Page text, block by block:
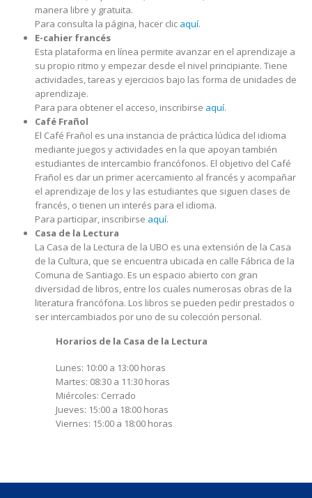
manera libre y gratuita.
Para consulta la página, hacer clic aquí.
E-cahier francés
Esta plataforma en línea permite avanzar en el aprendizaje a
su propio ritmo y empezar desde el nivel principiante. Tiene
actividades, tareas y ejercicios bajo las forma de unidades de
aprendizaje.
Para para obtener el acceso, inscribirse aquí.
Café Frañol
El Café Frañol es una instancia de práctica lúdica del idioma
mediante juegos y actividades en la que apoyan también
estudiantes de intercambio francófonos. El objetivo del Café
Frañol es dar un primer acercamiento al francés y acompañar
el aprendizaje de los y las estudiantes que siguen clases de
francés, o tienen un interés para el idioma.
Para participar, inscribirse aquí.
Casa de la Lectura
La Casa de la Lectura de la UBO es una extensión de la Casa
de la Cultura, que se encuentra ubicada en calle Fábrica de la
Comuna de Santiago. Es un espacio abierto con gran
diversidad de libros, entre los cuales numerosas obras de la
literatura francófona. Los libros se pueden pedir prestados o
ser intercambiados por uno de su colección personal.
Horarios de la Casa de la Lectura
Lunes: 10:00 a 13:00 horas
Martes: 08:30 a 11:30 horas
Miércoles: Cerrado
Jueves: 15:00 a 18:00 horas
Viernes: 15:00 a 18:00 horas